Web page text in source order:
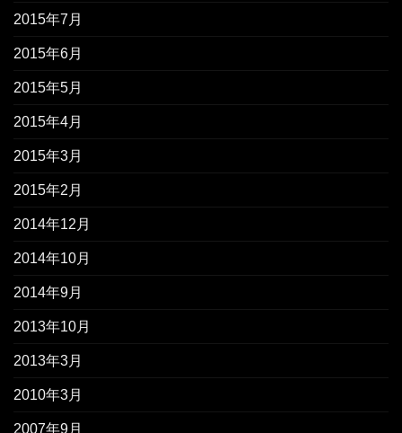
2015年7月
2015年6月
2015年5月
2015年4月
2015年3月
2015年2月
2014年12月
2014年10月
2014年9月
2013年10月
2013年3月
2010年3月
2007年9月